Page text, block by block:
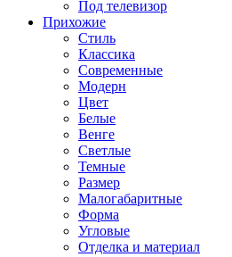
Под телевизор
Прихожие
Стиль
Классика
Современные
Модерн
Цвет
Белые
Венге
Светлые
Темные
Размер
Малогабаритные
Форма
Угловые
Отделка и материал